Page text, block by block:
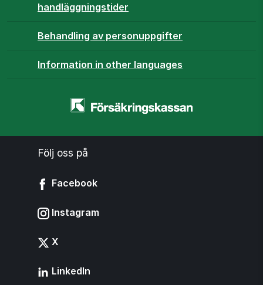
handläggningstider
Behandling av personuppgifter
Information in other languages
Startsidan
Följ oss på
Facebook
Instagram
X
LinkedIn